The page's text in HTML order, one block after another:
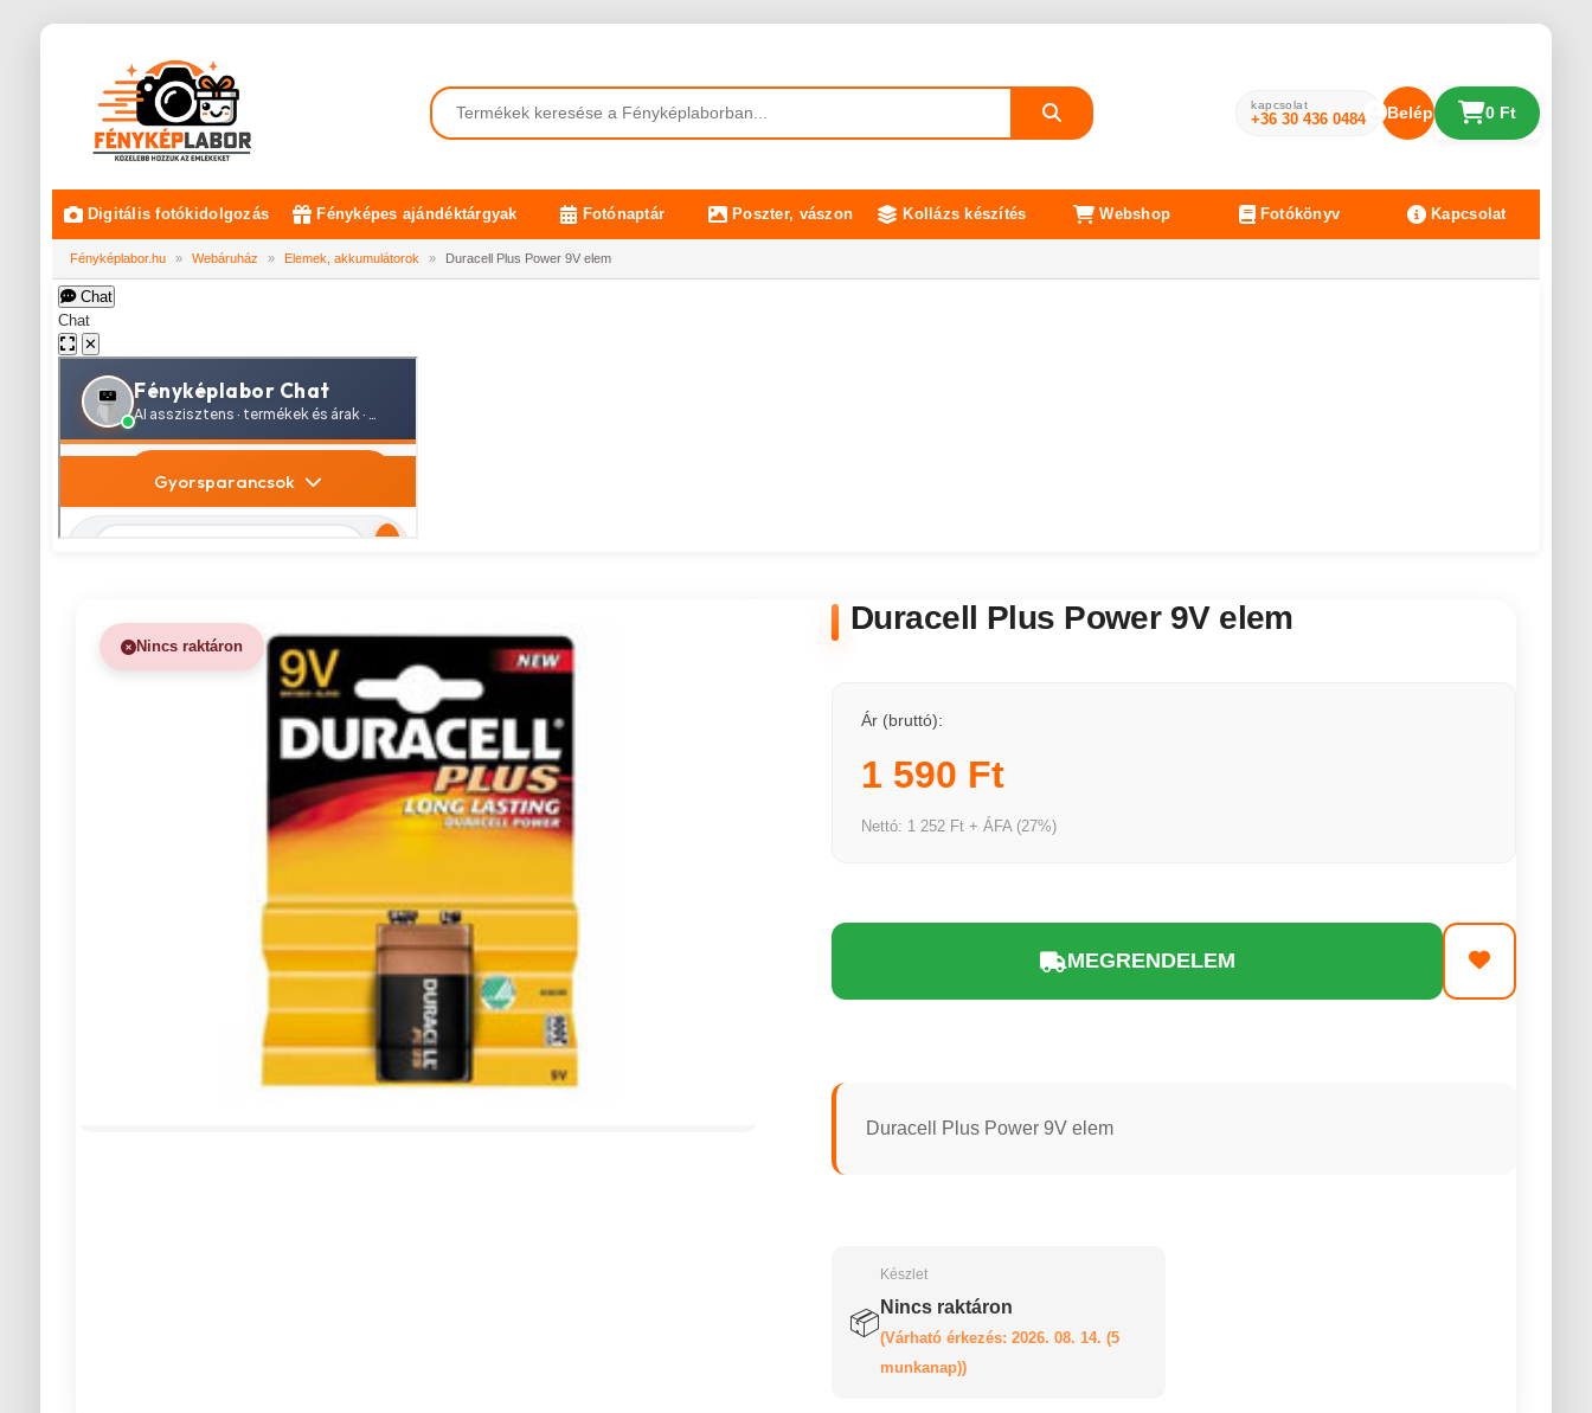
kapcsolat
+36 30 436 0484 Belépés 0 Ft
Digitális fotókidolgozás Fényképes ajándéktárgyak Fotónaptár Poszter, vászon Kollázs készítés Webshop Fotókönyv Kapcsolat
Fényképlabor.hu » Webáruház » Elemek, akkumulátorok » Duracell Plus Power 9V elem
Chat
Chat
✕
Nincs raktáron
Duracell Plus Power 9V elem
Ár (bruttó):
1 590 Ft
Nettó: 1 252 Ft + ÁFA (27%)
MEGRENDELEM
Duracell Plus Power 9V elem
📦
Készlet
Nincs raktáron
(Várható érkezés: 2026. 08. 14. (5
munkanap))